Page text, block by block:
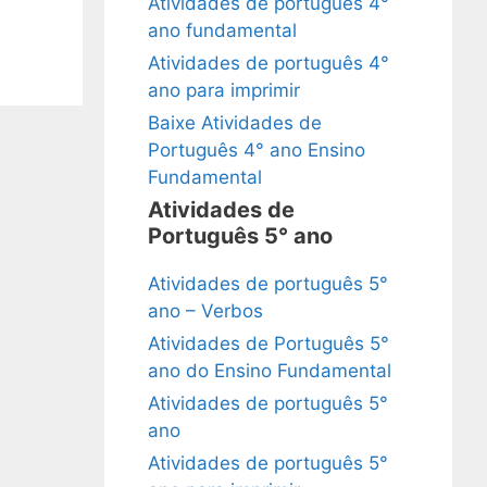
ano fundamental
Atividades de português 4°
ano para imprimir
Baixe Atividades de
Português 4° ano Ensino
Fundamental
Atividades de
Português 5° ano
Atividades de português 5°
ano – Verbos
Atividades de Português 5°
ano do Ensino Fundamental
Atividades de português 5°
ano
Atividades de português 5°